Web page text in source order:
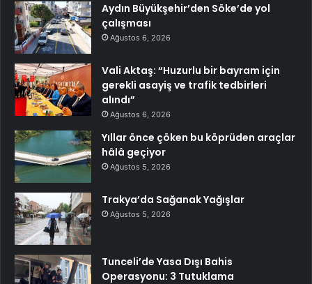
Aydın Büyükşehir’den Söke’de yol
çalışması
Ağustos 6, 2026
Vali Aktaş: “Huzurlu bir bayram için
gerekli asayiş ve trafik tedbirleri
alındı”
Ağustos 6, 2026
Yıllar önce çöken bu köprüden araçlar
hâlâ geçiyor
Ağustos 5, 2026
Trakya’da Sağanak Yağışlar
Ağustos 5, 2026
Tunceli’de Yasa Dışı Bahis
Operasyonu: 3 Tutuklama